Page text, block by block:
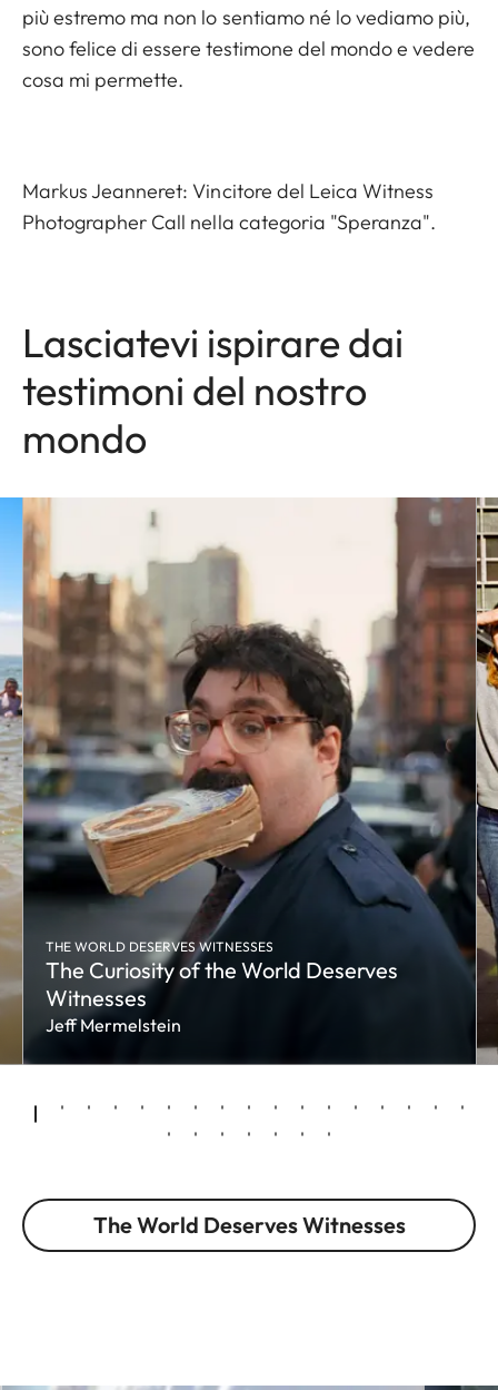
più estremo ma non lo sentiamo né lo vediamo più,
sono felice di essere testimone del mondo e vedere
cosa mi permette.
Markus Jeanneret: Vincitore del Leica Witness
Photographer Call nella categoria "Speranza".
Lasciatevi ispirare dai
testimoni del nostro
mondo
THE WORLD DESERVES WITNESSES
The Curiosity of the World Deserves
Witnesses
Jeff Mermelstein
The World Deserves Witnesses